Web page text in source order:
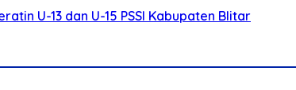
U-13 dan U-15 PSSI Kabupaten Blitar